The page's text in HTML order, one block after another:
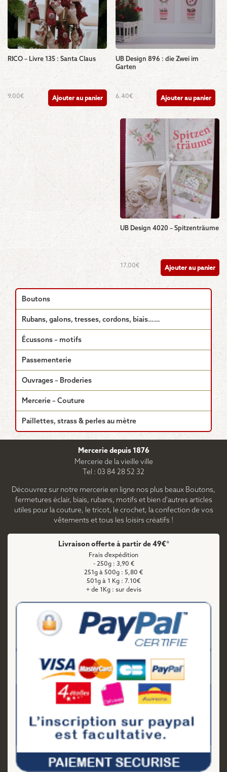
RICO – Livre 135 : Santa Claus
9.00€ Ajouter au panier
UB Design 896 : die Zwei im
Garten
6.40€ Ajouter au panier
UB Design 4020 – Spitzenträume
17.00€ Ajouter au panier
Boutons
Rubans, galons, tresses, cordons, biais……
Écussons – motifs
Passementerie
Ouvrages – Broderies
Mercerie – Couture
Paillettes, strass & perles au mètre
Mercerie depuis 1876
Mercerie de la vieille ville
Tel : 03 84 28 52 32
Découvrez sur notre mercerie en ligne nos plus beaux Boutons,
fermetures éclair, biais, rubans, motifs et bien d'autres articles
utiles pour la couture, le tricot, le crochet, la confection de vos
vêtements et tous les loisirs créatifs !
Livraison offerte à partir de 49€*
Frais d'expédition
- 250g : 3,90 €
251g à 500g : 5,80 €
501g à 1 Kg : 7.10€
+ de 1Kg : sur devis